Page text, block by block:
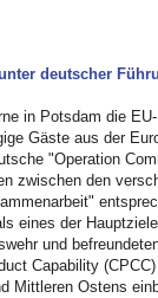
deutscher
in Potsdam die EU-
Gäste aus der
"Operation
zwischen den
eines der
und
Capability
Mittleren Ostens